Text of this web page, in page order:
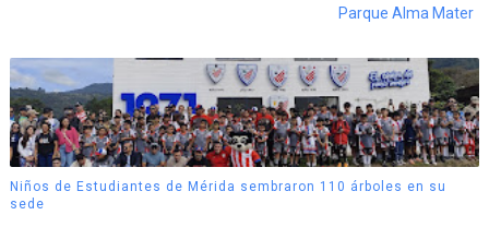
Parque Alma Mater
Niños de Estudiantes de Mérida sembraron 110 árboles en su
sede